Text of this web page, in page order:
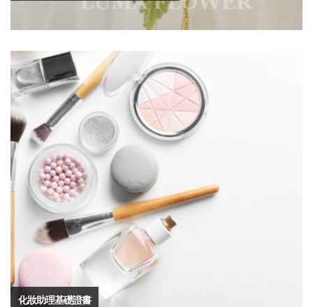
化妝助理基礎證書